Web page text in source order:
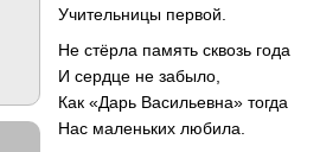
Учительницы первой.
Не стёрла память сквозь года
И сердце не забыло,
Как «Дарь Васильевна» тогда
Нас маленьких любила.